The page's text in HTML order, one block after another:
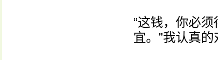
“这钱，你必
宜。”我认真